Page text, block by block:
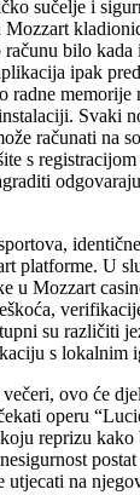
sučelje i
bilo
ipak
radne memorije
Svaki
računati na
s
platforme. U
u Mozzart
su različiti
s lokalnim
ovo će
operu
reprizu kako
postat
na